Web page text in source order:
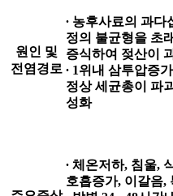
원인 및
전염경로
∙ 농후사료의 과
정의 불균형을 초
증식하여 젖산이
∙ 1위내 삼투압증
정상 세균총이 파
성화
∙ 체온저하, 침울,
호흡증가, 이갈음,